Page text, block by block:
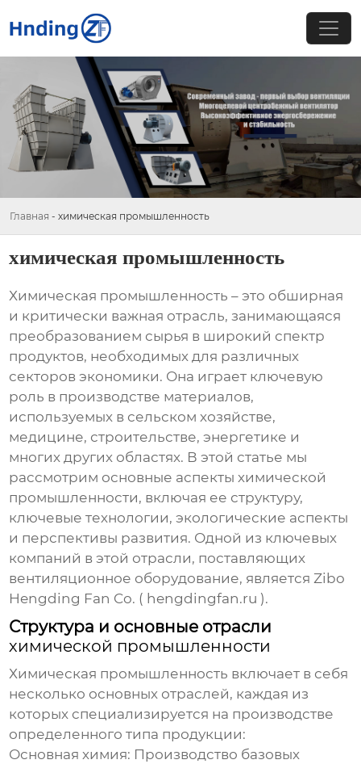
Главная - химическая промышленность
химическая промышленность
Химическая промышленность – это обширная
и критически важная отрасль, занимающаяся
преобразованием сырья в широкий спектр
продуктов, необходимых для различных
секторов экономики. Она играет ключевую
роль в производстве материалов,
используемых в сельском хозяйстве,
медицине, строительстве, энергетике и
многих других областях. В этой статье мы
рассмотрим основные аспектыхимической
промышленности, включая ее структуру,
ключевые технологии, экологические аспекты
и перспективы развития. Одной из ключевых
компаний в этой отрасли, поставляющих
вентиляционное оборудование, является Zibo
Hengding Fan Co. ( hengdingfan.ru ).
Структура и основные отрасли
химической промышленности
Химическая промышленность включает в себя
несколько основных отраслей, каждая из
которых специализируется на производстве
определенного типа продукции:
Основная химия: Производство базовых